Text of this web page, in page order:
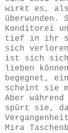
wirkt es,
Konditorei
tief in ihr
sich
ist sich
lieben
begegnet,
scheint sie
Aber
spürt sie,
Mira